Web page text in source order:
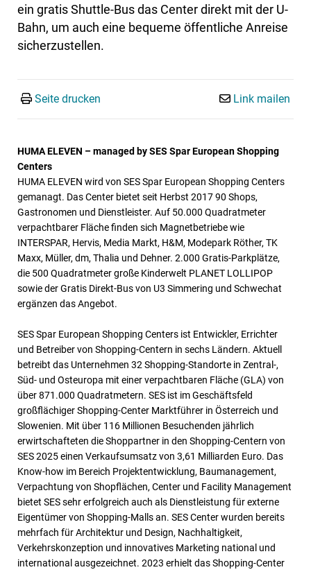
ein gratis Shuttle-Bus das Center direkt mit der U-
Bahn, um auch eine bequeme öffentliche Anreise
sicherzustellen.
Seite drucken Link mailen
HUMA ELEVEN – managed by SES Spar European Shopping
Centers
HUMA ELEVEN wird von SES Spar European Shopping Centers
gemanagt. Das Center bietet seit Herbst 2017 90 Shops,
Gastronomen und Dienstleister. Auf 50.000 Quadratmeter
verpachtbarer Fläche finden sich Magnetbetriebe wie
INTERSPAR, Hervis, Media Markt, H&M, Modepark Röther, TK
Maxx, Müller, dm, Thalia und Dehner. 2.000 Gratis-Parkplätze,
die 500 Quadratmeter große Kinderwelt PLANET LOLLIPOP
sowie der Gratis Direkt-Bus von U3 Simmering und Schwechat
ergänzen das Angebot.
SES Spar European Shopping Centers ist Entwickler, Errichter
und Betreiber von Shopping-Centern in sechs Ländern. Aktuell
betreibt das Unternehmen 32 Shopping-Standorte in Zentral-,
Süd- und Osteuropa mit einer verpachtbaren Fläche (GLA) von
über 871.000 Quadratmetern. SES ist im Geschäftsfeld
großflächiger Shopping-Center Marktführer in Österreich und
Slowenien. Mit über 116 Millionen Besuchenden jährlich
erwirtschafteten die Shoppartner in den Shopping-Centern von
SES 2025 einen Verkaufsumsatz von 3,61 Milliarden Euro. Das
Know-how im Bereich Projektentwicklung, Baumanagement,
Verpachtung von Shopflächen, Center und Facility Management
bietet SES sehr erfolgreich auch als Dienstleistung für externe
Eigentümer von Shopping-Malls an. SES Center wurden bereits
mehrfach für Architektur und Design, Nachhaltigkeit,
Verkehrskonzeption und innovatives Marketing national und
international ausgezeichnet. 2023 erhielt das Shopping-Center